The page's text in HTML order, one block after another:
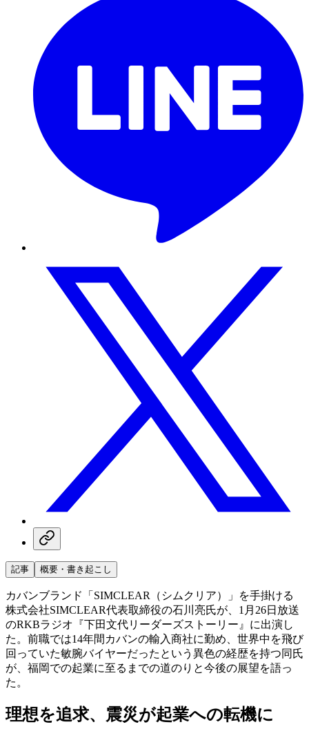
記事 概要・書き起こし
カバンブランド「SIMCLEAR（シムクリア）」を手掛ける
株式会社SIMCLEAR代表取締役の石川亮氏が、1月26日放送
のRKBラジオ『下田文代リーダーズストーリー』に出演し
た。前職では14年間カバンの輸入商社に勤め、世界中を飛び
回っていた敏腕バイヤーだったという異色の経歴を持つ同氏
が、福岡での起業に至るまでの道のりと今後の展望を語っ
た。
理想を追求、震災が起業への転機に